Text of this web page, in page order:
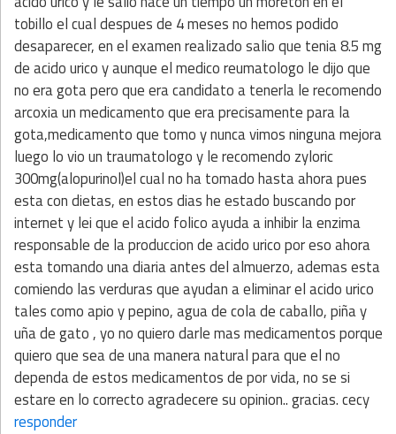
tobillo el cual despues de 4 meses no hemos podido
desaparecer, en el examen realizado salio que tenia 8.5 mg
de acido urico y aunque el medico reumatologo le dijo que
no era gota pero que era candidato a tenerla le recomendo
arcoxia un medicamento que era precisamente para la
gota,medicamento que tomo y nunca vimos ninguna mejora
luego lo vio un traumatologo y le recomendo zyloric
300mg(alopurinol)el cual no ha tomado hasta ahora pues
esta con dietas, en estos dias he estado buscando por
internet y lei que el acido folico ayuda a inhibir la enzima
responsable de la produccion de acido urico por eso ahora
esta tomando una diaria antes del almuerzo, ademas esta
comiendo las verduras que ayudan a eliminar el acido urico
tales como apio y pepino, agua de cola de caballo, piña y
uña de gato , yo no quiero darle mas medicamentos porque
quiero que sea de una manera natural para que el no
dependa de estos medicamentos de por vida, no se si
estare en lo correcto agradecere su opinion.. gracias. cecy
responder